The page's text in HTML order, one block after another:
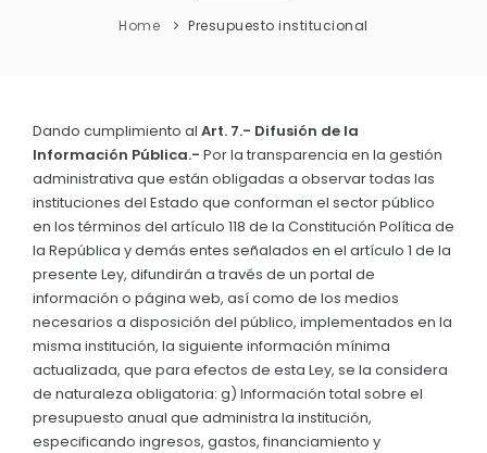
Ubicación
Clima
NEW
GESTIÓN Y PRESUPUESTO
Sesiones Extraordinarias
Resoluciones
Convocatorias
GESTIÓN ADMINISTRATIVA
Plan de desarrollo y Ordenamiento Territorial -
Plan Anual Contratación - PAC
Plan Operativo Anual - POA
Convenios Institucionales
CIUDADANÍA ACTIVA
Solicitud de acceso información pública
TURISMO
Home Presupuesto institucional
Dando cumplimiento al Art. 7.- Difusión de la
Información Pública.- Por la transparencia en la gestión
administrativa que están obligadas a observar todas las
instituciones del Estado que conforman el sector público
en los términos del artículo 118 de la Constitución Política de
la República y demás entes señalados en el artículo 1 de la
presente Ley, difundirán a través de un portal de
información o página web, así como de los medios
necesarios a disposición del público, implementados en la
misma institución, la siguiente información mínima
actualizada, que para efectos de esta Ley, se la considera
de naturaleza obligatoria: g) Información total sobre el
presupuesto anual que administra la institución,
especificando ingresos, gastos, financiamiento y